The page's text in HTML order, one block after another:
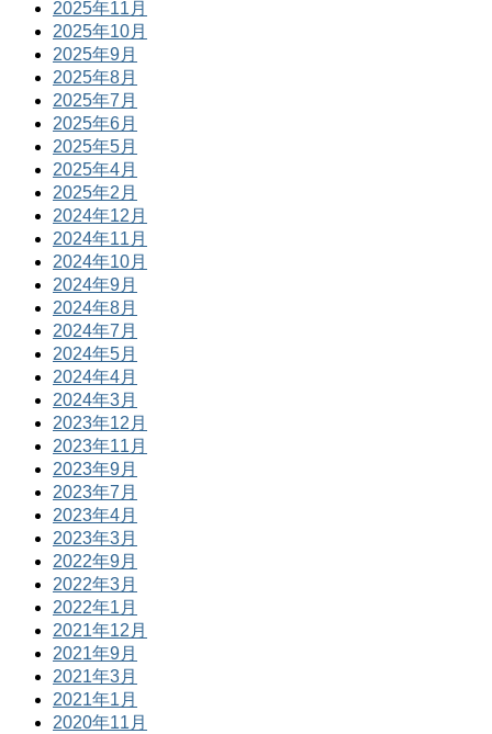
2025年11月
2025年10月
2025年9月
2025年8月
2025年7月
2025年6月
2025年5月
2025年4月
2025年2月
2024年12月
2024年11月
2024年10月
2024年9月
2024年8月
2024年7月
2024年5月
2024年4月
2024年3月
2023年12月
2023年11月
2023年9月
2023年7月
2023年4月
2023年3月
2022年9月
2022年3月
2022年1月
2021年12月
2021年9月
2021年3月
2021年1月
2020年11月